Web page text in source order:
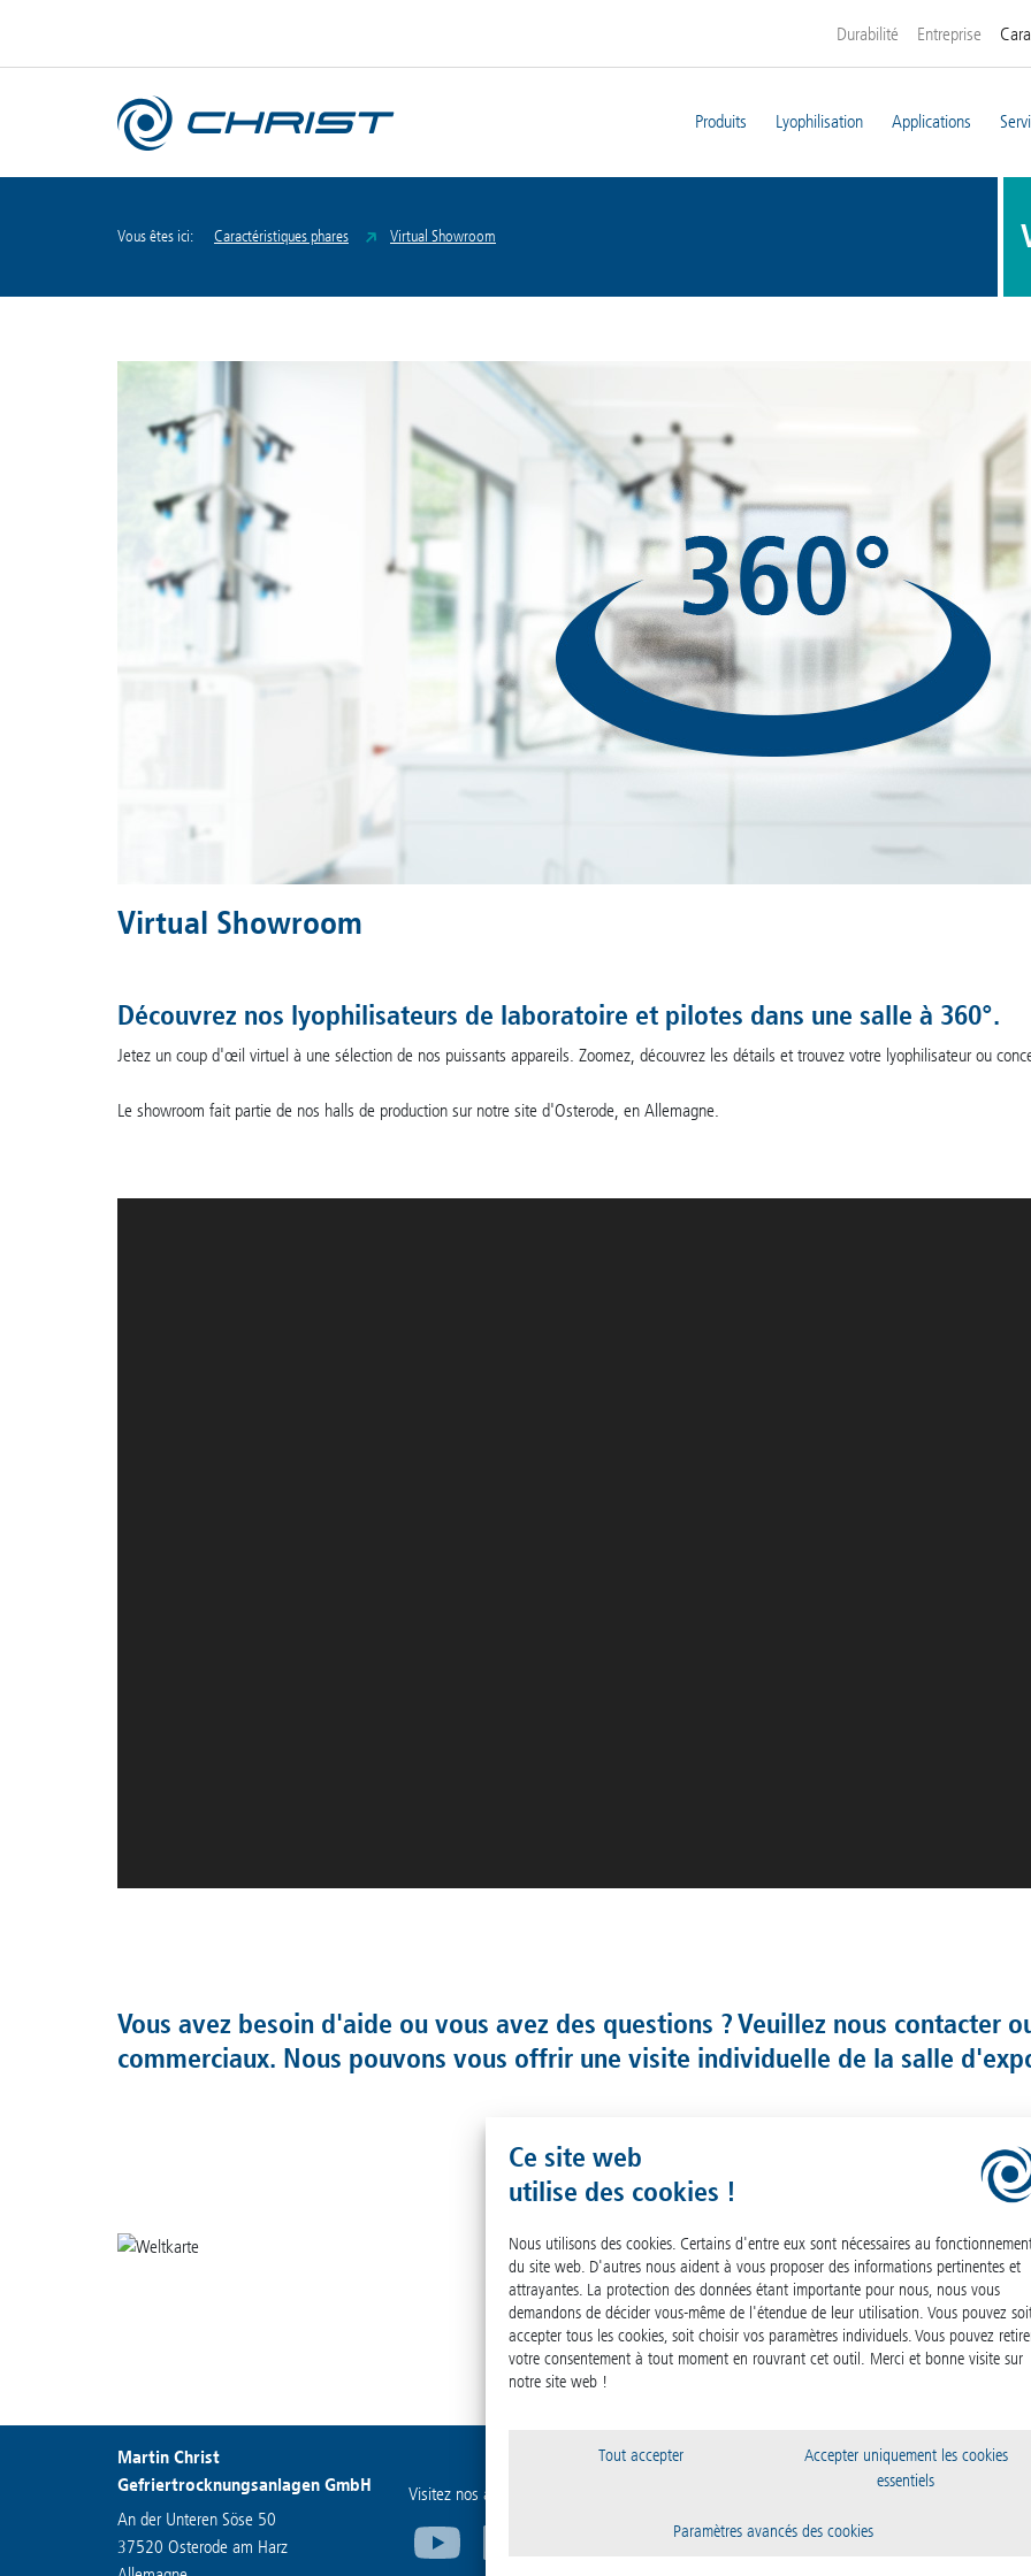
Durabilité Entreprise
Produits Lyophilisation Applications
Vous êtes ici: Caractéristiques phares Virtual Showroom
Virtual Showroom
Découvrez nos lyophilisateurs de laboratoire et pilotes dans une salle à 360°.
Jetez un coup d'œil virtuel à une sélection de nos puissants appareils. Zoomez, découvrez les détails et trouvez votre lyophilisateur ou
Le showroom fait partie de nos halls de production sur notre site d'Osterode, en Allemagne.
Vous avez besoin d'aide ou vous avez des questions ? Veuillez nous contacter
commerciaux. Nous pouvons vous offrir une visite individuelle de la salle
Martin Christ
Gefriertrocknungsanlagen GmbH
An der Unteren Söse 50
37520 Osterode am Harz
Visitez nos autres canaux :
Connaissez-vous déjà notre société sœur ?
Sigma Laborzentrifugen GmbH
Ce site web
utilise des cookies !
Nous utilisons des cookies. Certains d'entre eux sont nécessaires au
du site web. D'autres nous aident à vous proposer des informations pertinentes et
attrayantes. La protection des données étant importante pour nous, nous vous
demandons de décider vous-même de l'étendue de leur utilisation. Vous pouvez
accepter tous les cookies, soit choisir vos paramètres individuels. Vous pouvez
votre consentement à tout moment en rouvrant cet outil. Merci et bonne visite sur
notre site web !
Tout accepter
Accepter uniquement les cookies
essentiels
Paramètres avancés des cookies